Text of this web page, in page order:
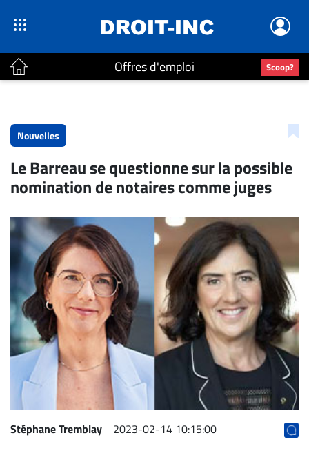
Offres d'emploi Scoop?
Accueil
Continu
Nominations
Bureaux
Conseillers
Juridiques
Campus
Carrière
Archives
CARRIÈRE
ET
EMPLOIS
AVOCATS
Nouvelles
Le Barreau se questionne sur la possible
nomination de notaires comme juges
Stéphane Tremblay 2023-02-14 10:15:00